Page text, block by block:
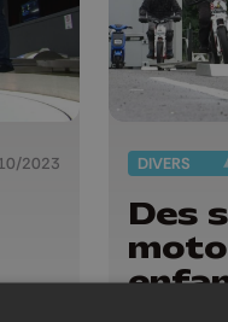
2023 DIVERS
Des